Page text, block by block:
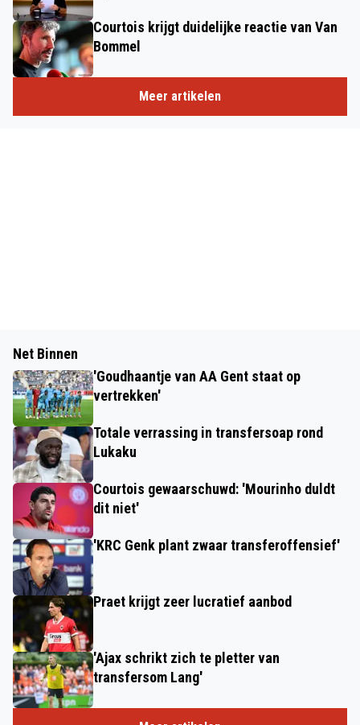
Courtois krijgt duidelijke reactie van Van
Bommel
Meer artikelen
Net Binnen
'Goudhaantje van AA Gent staat op
vertrekken'
Totale verrassing in transfersoap rond
Lukaku
Courtois gewaarschuwd: 'Mourinho duldt
dit niet'
'KRC Genk plant zwaar transferoffensief'
Praet krijgt zeer lucratief aanbod
'Ajax schrikt zich te pletter van
transfersom Lang'